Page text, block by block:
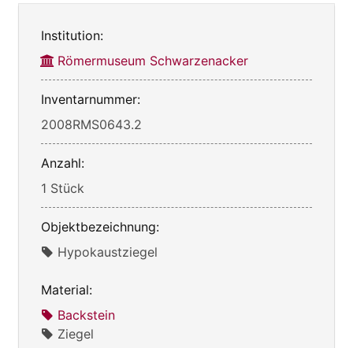
Institution:
Römermuseum Schwarzenacker
Inventarnummer:
2008RMS0643.2
Anzahl:
1 Stück
Objektbezeichnung:
Hypokaustziegel
Material:
Backstein
Ziegel